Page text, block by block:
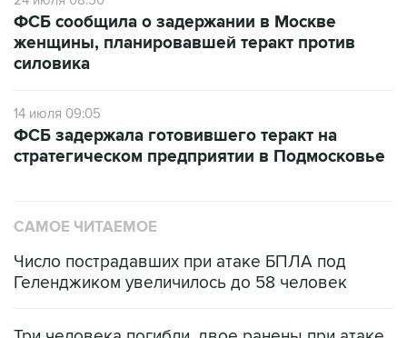
ФСБ сообщила о задержании в Москве
женщины, планировавшей теракт против
силовика
14 июля 09:05
ФСБ задержала готовившего теракт на
стратегическом предприятии в Подмосковье
САМОЕ ЧИТАЕМОЕ
Число пострадавших при атаке БПЛА под
Геленджиком увеличилось до 58 человек